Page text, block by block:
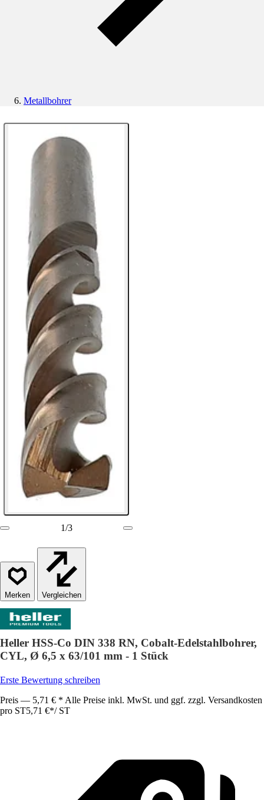
Metallbohrer
1/3
Vergleichen
Heller HSS-Co DIN 338 RN, Cobalt-Edelstahlbohrer,
CYL, Ø 6,5 x 63/101 mm - 1 Stück
Erste Bewertung schreiben
Preis — 5,71 € * Alle Preise inkl. MwSt. und ggf. zzgl. Versandkosten
pro ST5,71 €*/ ST